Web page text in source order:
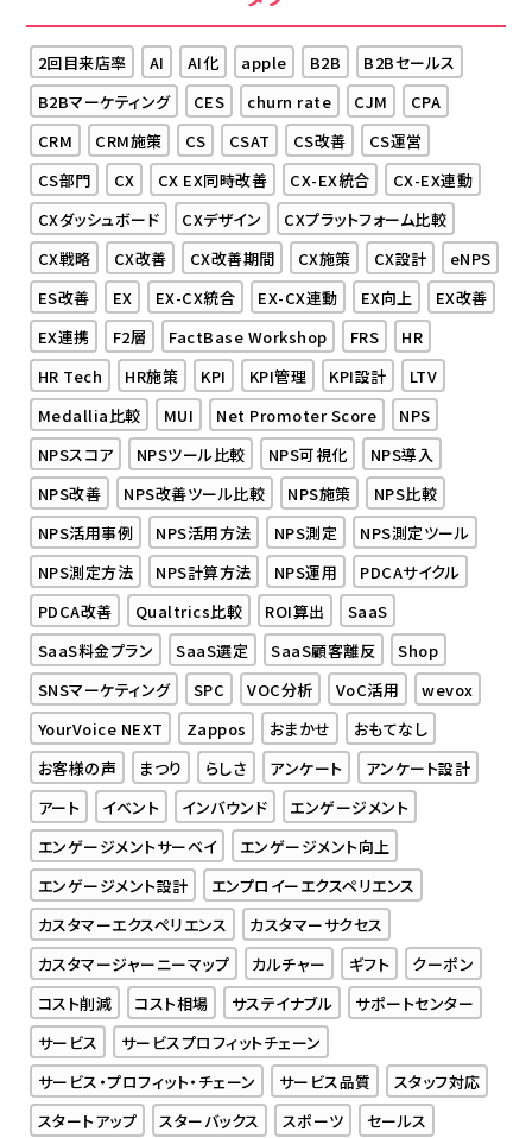
2回目来店率 AI AI化 apple B2B
B2Bセールス
B2Bマーケティング
CES churn rate CJM
CPA
CRM
CRM施策 CS CSAT CS改善
CS運営
CS部門
CX CX EX同時改善 CX-EX統合
CX-EX連動
CXダッシュボード
CXデザイン
CXプラットフォーム比較
CX戦略
CX改善 CX改善期間 CX施策 CX設計
eNPS
ES改善
EX EX-CX統合 EX-CX連動 EX向上
EX改善
EX連携
F2層 FactBase Workshop FRS
HR
HR Tech
HR施策 KPI KPI管理 KPI設計
LTV
Medallia比較
MUI Net Promoter Score
NPS
NPSスコア
NPSツール比較 NPS可視化
NPS導入
NPS改善
NPS改善ツール比較 NPS施策
NPS比較
NPS活用事例
NPS活用方法 NPS測定
NPS測定ツール
NPS測定方法
NPS計算方法 NPS運用
PDCAサイクル
PDCA改善
Qualtrics比較 ROI算出
SaaS
SaaS料金プラン
SaaS選定 SaaS顧客離反
Shop
SNSマーケティング
SPC VOC分析 VoC活用
wevox
YourVoice NEXT
Zappos おまかせ
おもてなし
お客様の声
まつり らしさ アンケート
アンケート設計
アート
イベント インバウンド
エンゲージメント
エンゲージメントサーベイ
エンゲージメント向上
エンゲージメント設計
エンプロイーエクスペリエンス
カスタマーエクスペリエンス
カスタマーサクセス
カスタマージャーニーマップ
カルチャー ギフト
クーポン
コスト削減
コスト相場 サステイナブル
サポートセンター
サービス
サービスプロフィットチェーン
サービス・プロフィット・チェーン
サービス品質
スタッフ対応
スタートアップ
スターバックス スポーツ
セールス